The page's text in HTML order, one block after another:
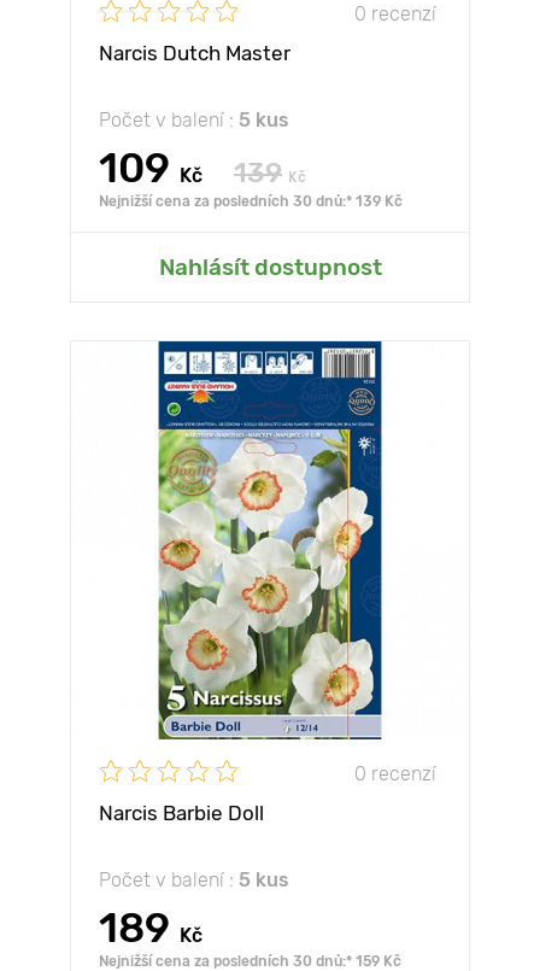
0 recenzí
Narcis Dutch Master
Počet v balení : 5 kus
109 Kč 139 Kč
Nejnižší cena za posledních 30 dnů:* 139 Kč
Nahlásít dostupnost
0 recenzí
Narcis Barbie Doll
Počet v balení : 5 kus
189 Kč
Nejnižší cena za posledních 30 dnů:* 159 Kč